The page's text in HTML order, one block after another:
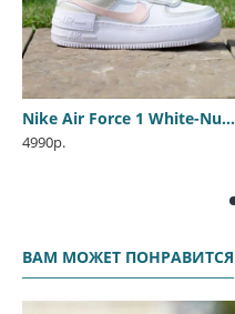
Nike Air Force 1 White-Nude-Beige
4990р.
ВАМ МОЖЕТ ПОНРАВИТСЯ